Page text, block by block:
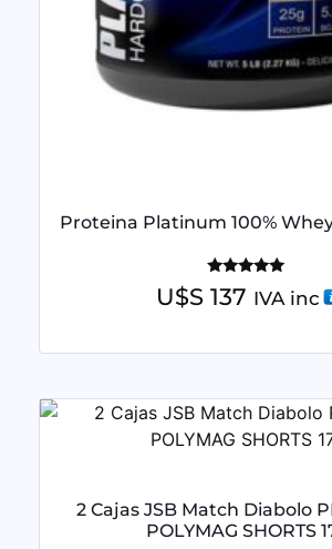
Proteina Platinum 100%
Valorado
con
U$S 137 IVA inc
2 Cajas JSB Match Diabolo
POLYMAG SHORTS